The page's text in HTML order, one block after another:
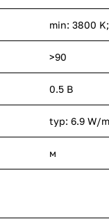
min: 3800
>90
0.5 В
typ: 6.9 W/
м